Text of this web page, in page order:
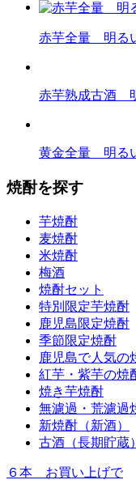
赤芋全量 明る
赤芋熟成古酒
黄金全量 明る
焼酎を探す
芋焼酎
麦焼酎
米焼酎
梅酒
焼酎セット
特別限定芋焼酎
鹿児島限定焼酎
季節限定焼酎
鹿児島で人気の
紅芋・紫芋の焼
焼き芋焼酎
無濾過・荒濾過
新焼酎（新酒）
古酒（長期貯蔵）
６本 お買い上げで